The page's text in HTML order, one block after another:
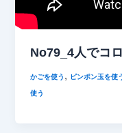
No79_4人でコ
かごを使う , ピンポン玉を使
使う